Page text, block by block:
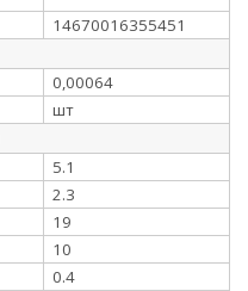
14670016355451
0,00064
шт
5.1
2.3
19
10
0.4